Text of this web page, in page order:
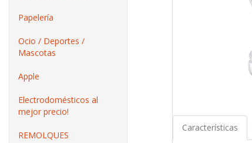
Papelería
Ocio / Deportes /
Mascotas
Apple
Electrodomésticos al
mejor precio!
REMOLQUES
Características